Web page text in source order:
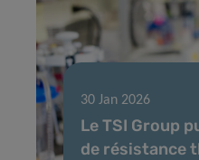
30 Jan 2026
Le TSI Group
de résistance